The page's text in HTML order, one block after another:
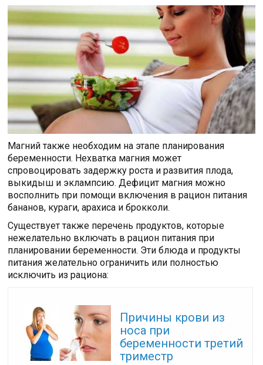
Магний также необходим на этапе планирования
беременности. Нехватка магния может
спровоцировать задержку роста и развития плода,
выкидыш и эклампсию. Дефицит магния можно
восполнить при помощи включения в рацион питания
бананов, кураги, арахиса и брокколи.
Существует также перечень продуктов, которые
нежелательно включать в рацион питания при
планировании беременности. Эти блюда и продукты
питания желательно ограничить или полностью
исключить из рациона:
Причины крови из
носа при
беременности третий
триместр